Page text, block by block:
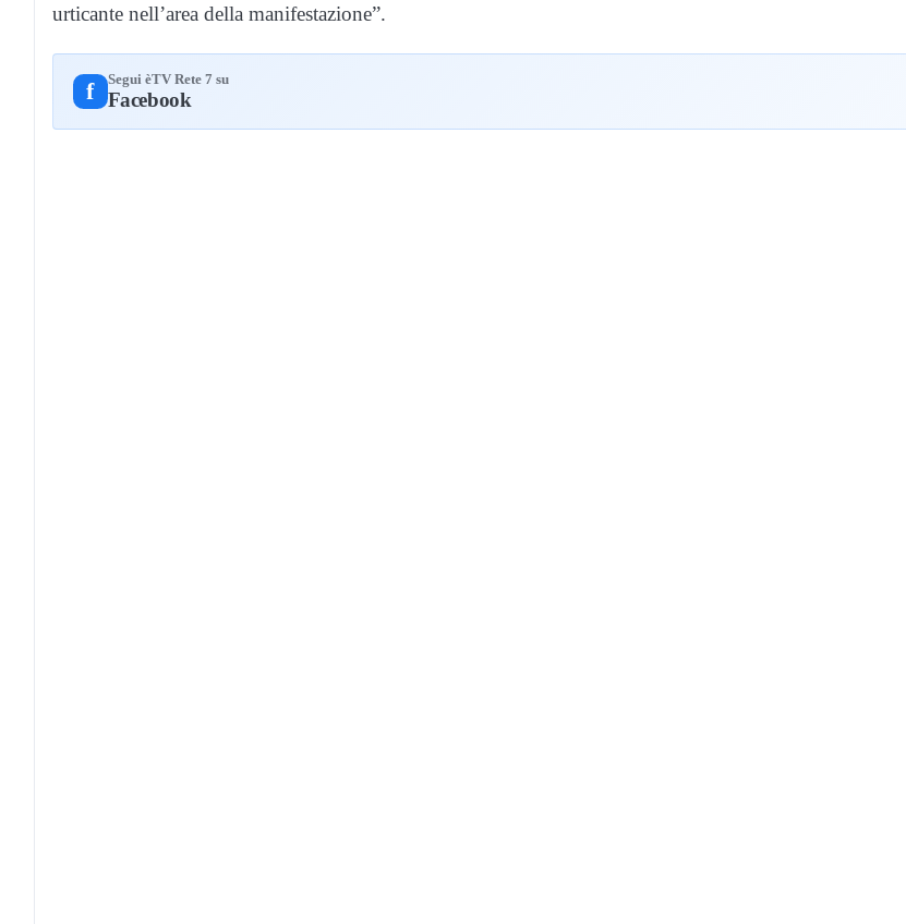
urticante nell’area della manifestazione”.
f Segui èTV Rete 7 su
Facebook